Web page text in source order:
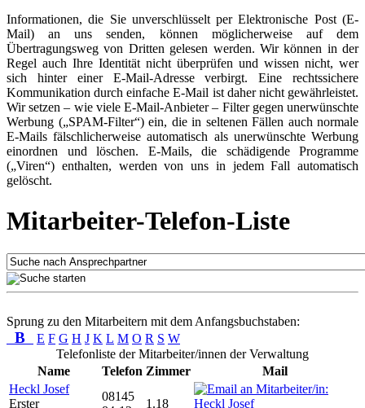
Informationen, die Sie unverschlüsselt per Elektronische Post (E-
Mail) an uns senden, können möglicherweise auf dem
Übertragungsweg von Dritten gelesen werden. Wir können in der
Regel auch Ihre Identität nicht überprüfen und wissen nicht, wer
sich hinter einer E-Mail-Adresse verbirgt. Eine rechtssichere
Kommunikation durch einfache E-Mail ist daher nicht gewährleistet.
Wir setzen – wie viele E-Mail-Anbieter – Filter gegen unerwünschte
Werbung („SPAM-Filter“) ein, die in seltenen Fällen auch normale
E-Mails fälschlicherweise automatisch als unerwünschte Werbung
einordnen und löschen. E-Mails, die schädigende Programme
(„Viren“) enthalten, werden von uns in jedem Fall automatisch
gelöscht.
Mitarbeiter-Telefon-Liste
Sprung zu den Mitarbeitern mit dem Anfangsbuchstaben:
B E F G H J K L M O R S W
Telefonliste der Mitarbeiter/innen der Verwaltung
Name
Telefon Zimmer
Mail
Heckl Josef
Erster
08145
1.18